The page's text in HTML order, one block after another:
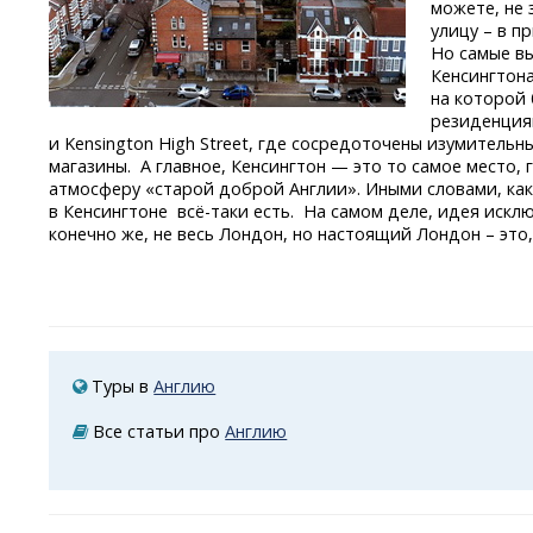
можете, не
улицу – в
Но самые
на
и Kensington High Street, где сосредоточены
магазины. А главное, Кенсингтон — это то самое место,
атмосферу «старой доброй Англии». Иными словами,
в Кенсингтоневсё-таки есть. На самом деле, идея
конечно же, не весь Лондон, но настоящий Лондон – это,
Туры вАнглию
Все статьи проАнглию